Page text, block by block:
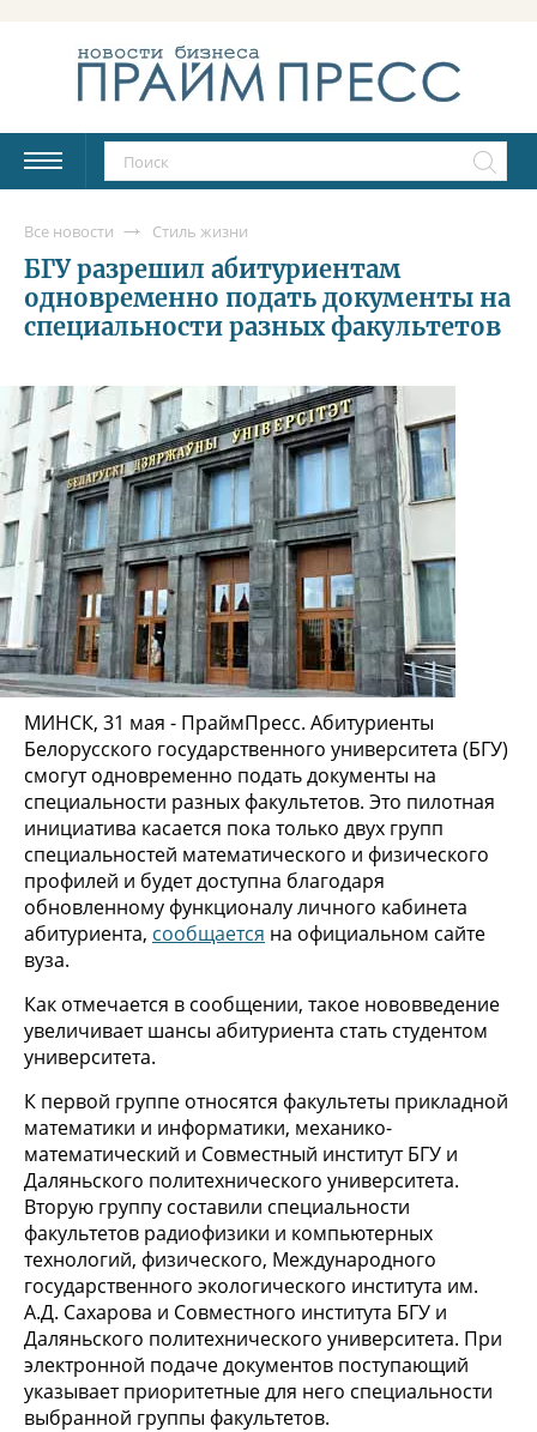
Все новости Стиль жизни
БГУ разрешил абитуриентам
одновременно подать документы на
специальности разных факультетов
МИНСК, 31 мая - ПраймПресс. Абитуриенты
Белорусского государственного университета (БГУ)
смогут одновременно подать документы на
специальности разных факультетов. Это пилотная
инициатива касается пока только двух групп
специальностей математического и физического
профилей и будет доступна благодаря
обновленному функционалу личного кабинета
абитуриента, сообщается на официальном сайте
вуза.
Как отмечается в сообщении, такое нововведение
увеличивает шансы абитуриента стать студентом
университета.
К первой группе относятся факультеты прикладной
математики и информатики, механико-
математический и Совместный институт БГУ и
Даляньского политехнического университета.
Вторую группу составили специальности
факультетов радиофизики и компьютерных
технологий, физического, Международного
государственного экологического института им.
А.Д. Сахарова и Совместного института БГУ и
Даляньского политехнического университета. При
электронной подаче документов поступающий
указывает приоритетные для него специальности
выбранной группы факультетов.